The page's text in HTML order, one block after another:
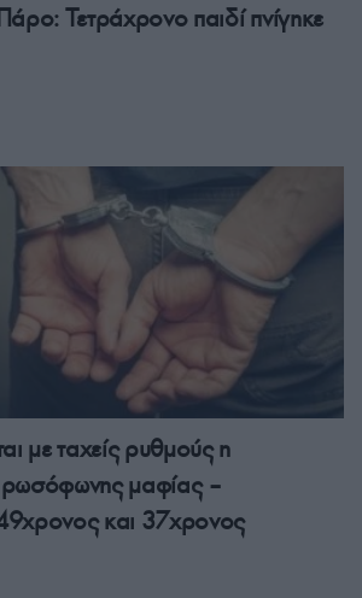
Τετράχρονο παιδί πνίγηκε
με ταχείς ρυθμούς η
μαφίας –
και 37χρονος